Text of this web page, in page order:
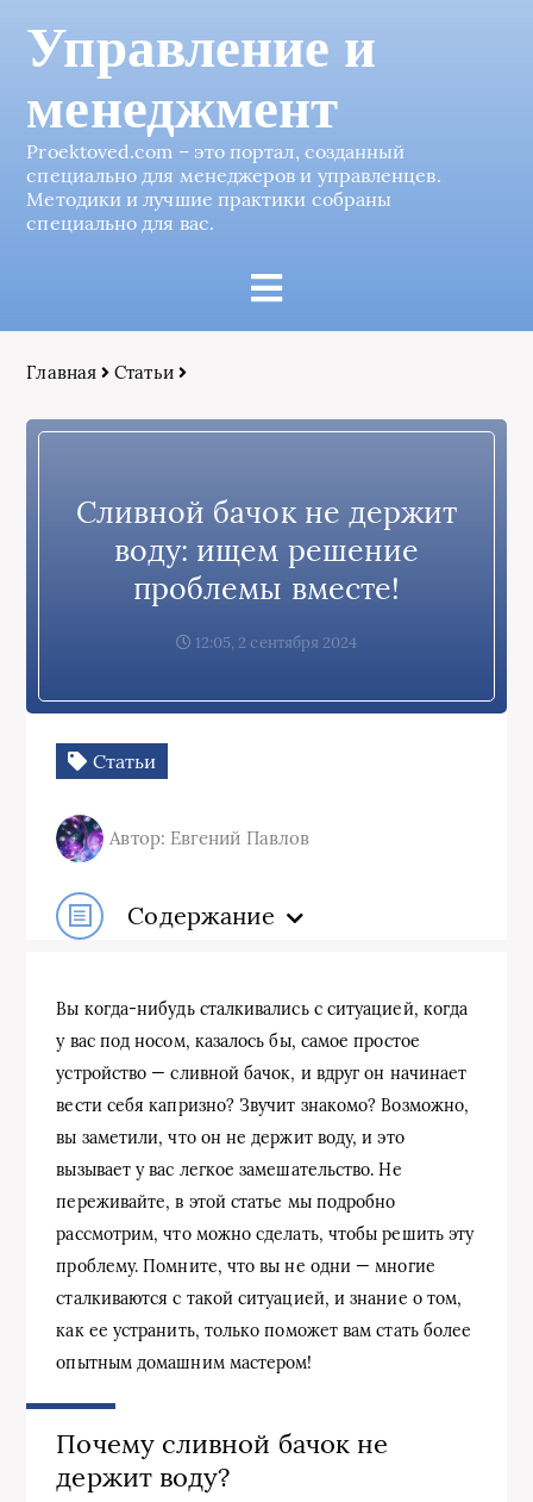
Управление и
менеджмент
Proektoved.com – это портал, созданный
специально для менеджеров и управленцев.
Методики и лучшие практики собраны
специально для вас.
Главная Статьи
Сливной бачок не держит
воду: ищем решение
проблемы вместе!
12:05, 2 сентября 2024
Статьи
Автор: Евгений Павлов
Содержание
Вы когда-нибудь сталкивались с ситуацией, когда
у вас под носом, казалось бы, самое простое
устройство — сливной бачок, и вдруг он начинает
вести себя капризно? Звучит знакомо? Возможно,
вы заметили, что он не держит воду, и это
вызывает у вас легкое замешательство. Не
переживайте, в этой статье мы подробно
рассмотрим, что можно сделать, чтобы решить эту
проблему. Помните, что вы не одни — многие
сталкиваются с такой ситуацией, и знание о том,
как ее устранить, только поможет вам стать более
опытным домашним мастером!
Почему сливной бачок не
держит воду?